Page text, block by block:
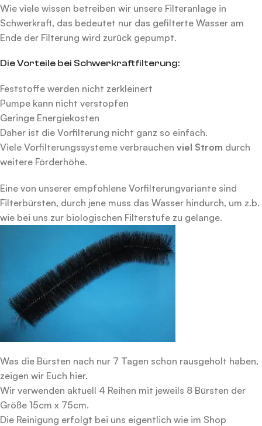
Wie viele wissen betreiben wir unsere Filteranlage in
Schwerkraft, das bedeutet nur das gefilterte Wasser am
Ende der Filterung wird zurück gepumpt.
Die Vorteile bei Schwerkraftfilterung:
Feststoffe werden nicht zerkleinert
Pumpe kann nicht verstopfen
Geringe Energiekosten
Daher ist die Vorfilterung nicht ganz so einfach.
Viele Vorfilterungssysteme verbrauchen viel Strom durch
weitere Förderhöhe.
Eine von unserer empfohlene Vorfilterungvariante sind
Filterbürsten, durch jene muss das Wasser hindurch, um z.b.
wie bei uns zur biologischen Filterstufe zu gelange.
Was die Bürsten nach nur 7 Tagen schon rausgeholt haben,
zeigen wir Euch hier.
Wir verwenden aktuell 4 Reihen mit jeweils 8 Bürsten der
Größe 15cm x 75cm.
Die Reinigung erfolgt bei uns eigentlich wie im Shop